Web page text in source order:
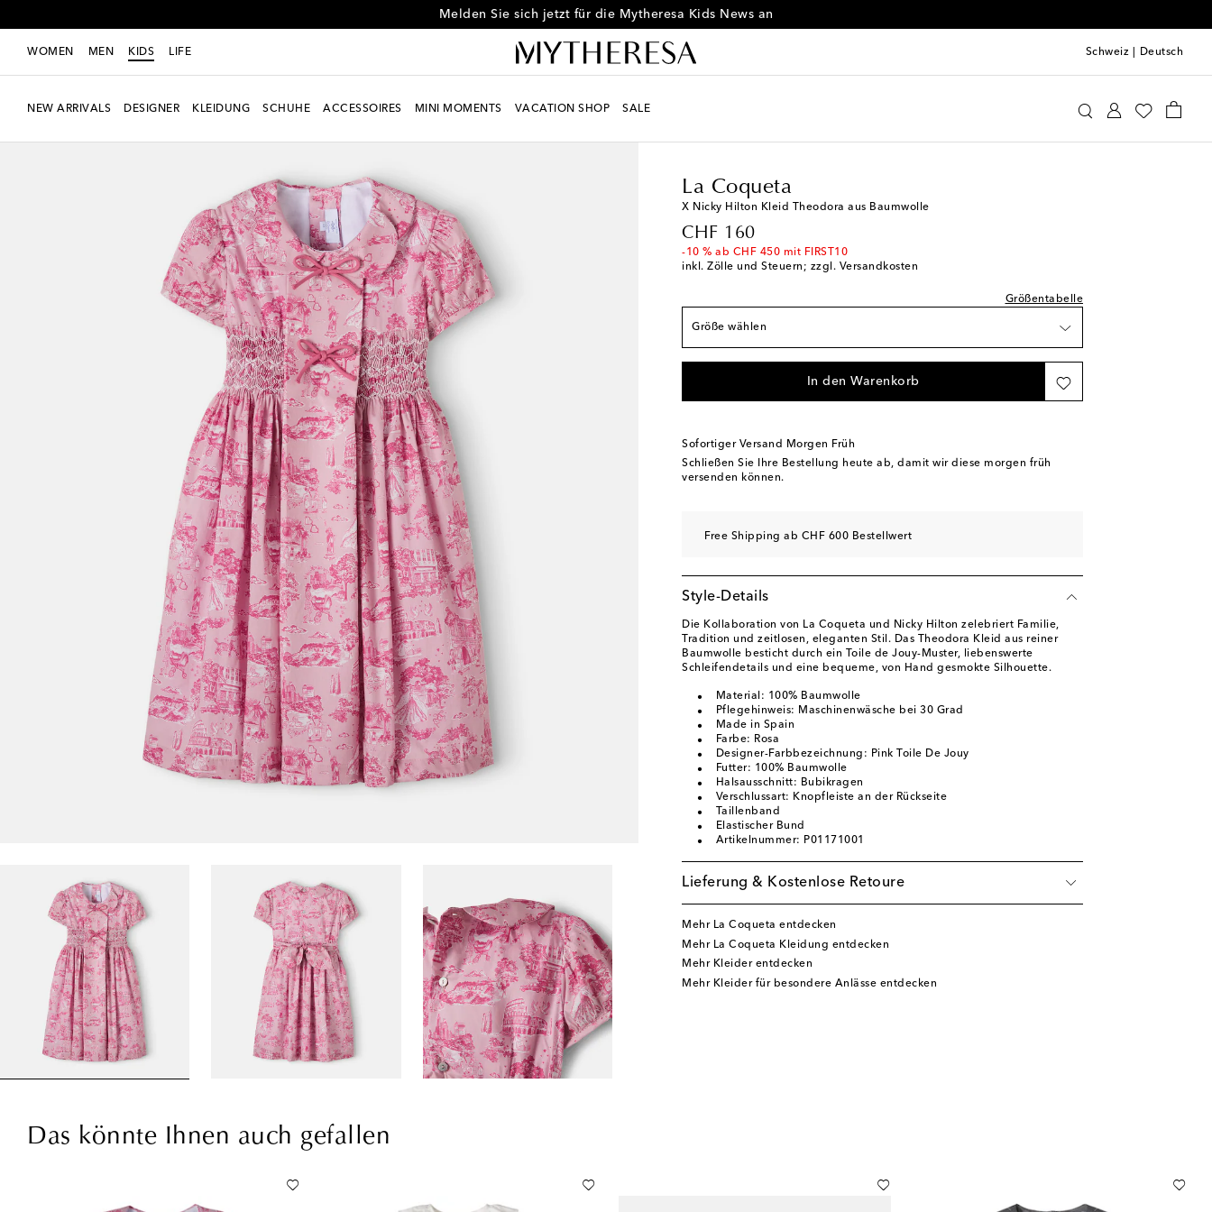
Melden Sie sich jetzt für die Mytheresa Kids News an
WOMEN MEN KIDS LIFE Schweiz Deutsch
NEW ARRIVALS DESIGNER KLEIDUNG SCHUHE ACCESSOIRES MINI MOMENTS VACATION SHOP SALE
La Coqueta
X Nicky Hilton Kleid Theodora aus Baumwolle
CHF 160
original price
-10 % ab CHF 450 mit FIRST10
inkl. Zölle und Steuern; zzgl. Versandkosten
Größentabelle
Größe wählen
Y 5 / 110 Geringe Verfügbarkeit
Y 7 / 122 Auf die Wunschliste
Y 8 / 128 Geringe Verfügbarkeit
Y 10 / 140 Geringe Verfügbarkeit
In den Warenkorb
Sofortiger Versand Morgen Früh
Schließen Sie Ihre Bestellung heute ab, damit wir diese morgen früh
versenden können.
Free Shipping ab CHF 600 Bestellwert
Style-Details
Die Kollaboration von La Coqueta und Nicky Hilton zelebriert Familie,
Tradition und zeitlosen, eleganten Stil. Das Theodora Kleid aus reiner
Baumwolle besticht durch ein Toile de Jouy-Muster, liebenswerte
Schleifendetails und eine bequeme, von Hand gesmokte Silhouette.
Material: 100% Baumwolle
Pflegehinweis: Maschinenwäsche bei 30 Grad
Made in Spain
Farbe: Rosa
Designer-Farbbezeichnung: Pink Toile De Jouy
Futter: 100% Baumwolle
Halsausschnitt: Bubikragen
Verschlussart: Knopfleiste an der Rückseite
Taillenband
Elastischer Bund
Artikelnummer: P01171001
Lieferung & Kostenlose Retoure
Mehr La Coqueta entdecken
Mehr La Coqueta Kleidung entdecken
Mehr Kleider entdecken
Mehr Kleider für besondere Anlässe entdecken
Das könnte Ihnen auch gefallen